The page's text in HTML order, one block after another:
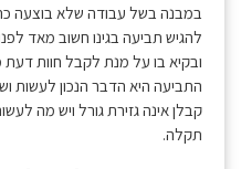
במבנה בשל עבודה שלא בוצעה כראוי
להגיש תביעה בגינו חשוב מאד לפנות
ובקיא בו על מנת לקבל חוות דעת
התביעה היא הדבר הנכון לעשות ושאכן
קבלן אינה גזירת גורל ויש מה לעשות